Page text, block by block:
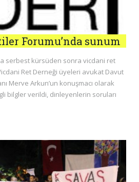
Forumu’nda sunum
serbest kürsüden sonra vicdani ret
Ret Derneği üyeleri avukat Davut
Merve Arkun’un konuşmacı olarak
bilgler verildi, dinleyenlerin soruları